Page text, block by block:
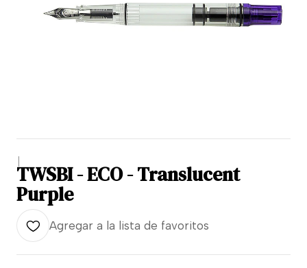
|
TWSBI - ECO - Translucent
Purple
Agregar a la lista de favoritos